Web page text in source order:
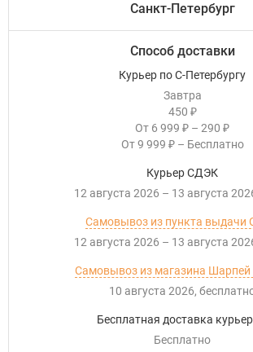
Санкт-Петербург
Способ доставки
Курьер по С-Петербургу
Завтра
450 ₽
От 6 999 ₽ – 290 ₽
От 9 999 ₽ – Бесплатно
Курьер СДЭК
12 августа 2026 – 13 августа
Самовывоз из пункта выдачи
12 августа 2026 – 13 августа
Самовывоз из магазина Шарпей
10 августа 2026
Бесплатная доставка
Бесплатно